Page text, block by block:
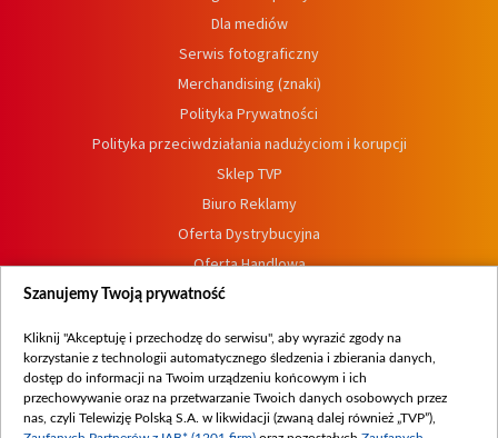
Dla mediów
Serwis fotograficzny
Merchandising (znaki)
Polityka Prywatności
Polityka przeciwdziałania nadużyciom i korupcji
Sklep TVP
Biuro Reklamy
Oferta Dystrybucyjna
Oferta Handlowa
Dostępność
Procedura zgłoszeń wewnętrznych
Szanujemy Twoją prywatność
Kliknij "Akceptuję i przechodzę do serwisu", aby wyrazić zgody na
korzystanie z technologii automatycznego śledzenia i zbierania danych,
dostęp do informacji na Twoim urządzeniu końcowym i ich
przechowywanie oraz na przetwarzanie Twoich danych osobowych przez
nas, czyli Telewizję Polską S.A. w likwidacji (zwaną dalej również „TVP”),